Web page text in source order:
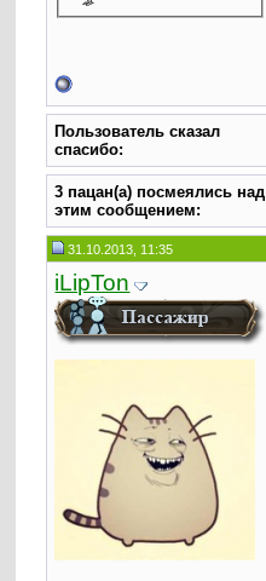
Пользователь сказал
cпасибо:
3 пацан(а) посмеялись над
этим сообщением:
31.10.2013, 11:35
iLipTon